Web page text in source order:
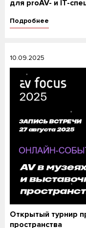
для proAV- и IT-
Подробнее
10.09.2025
Открытый турнир
пространства